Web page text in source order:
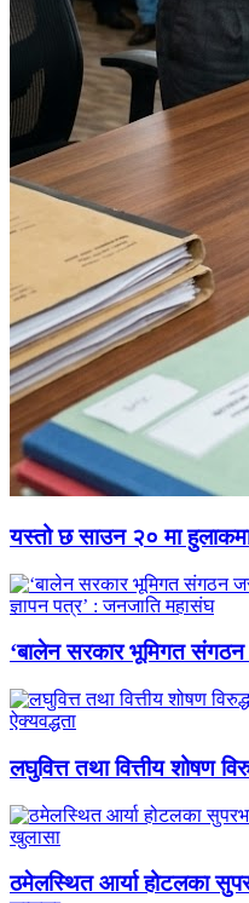
यस्तो छ साउन २० मा
‘बालेन सरकार भूमिगत संगठन
लघुवित्त तथा वित्तीय शोषण
ठमेलस्थित आर्या होटलका